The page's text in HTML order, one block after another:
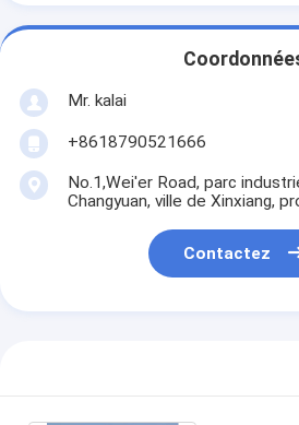
Mr. kalai
+8618790521666
No.1,Wei'er Road, parc
Changyuan, ville de Xinxiang,
Contactez